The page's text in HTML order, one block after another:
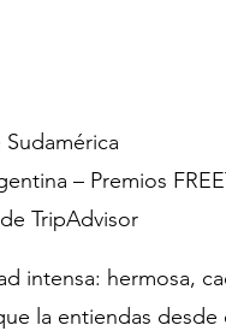
– Premios
de TripAdvisor
intensa: hermosa,
la entiendas desde